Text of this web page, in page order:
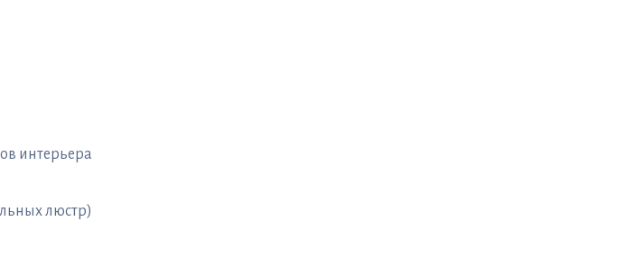
интерьера
люстр)